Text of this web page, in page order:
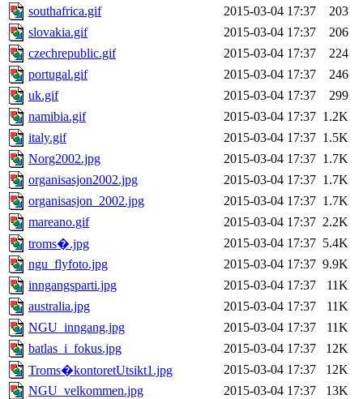
southafrica.gif
2015-03-04 17:37
203
slovakia.gif
2015-03-04 17:37
206
czechrepublic.gif
2015-03-04 17:37
224
portugal.gif
2015-03-04 17:37
246
uk.gif
2015-03-04 17:37
299
namibia.gif
2015-03-04 17:37 1.2K
italy.gif
2015-03-04 17:37 1.5K
Norg2002.jpg
2015-03-04 17:37 1.7K
organisasjon2002.jpg
2015-03-04 17:37 1.7K
organisasjon_2002.jpg
2015-03-04 17:37 1.7K
mareano.gif
2015-03-04 17:37 2.2K
troms�.jpg
2015-03-04 17:37 5.4K
ngu_flyfoto.jpg
2015-03-04 17:37 9.9K
inngangsparti.jpg
2015-03-04 17:37
11K
australia.jpg
2015-03-04 17:37
11K
NGU_inngang.jpg
2015-03-04 17:37
11K
batlas_i_fokus.jpg
2015-03-04 17:37
12K
Troms�kontoretUtsikt1.jpg
2015-03-04 17:37
12K
NGU_velkommen.jpg
2015-03-04 17:37
13K